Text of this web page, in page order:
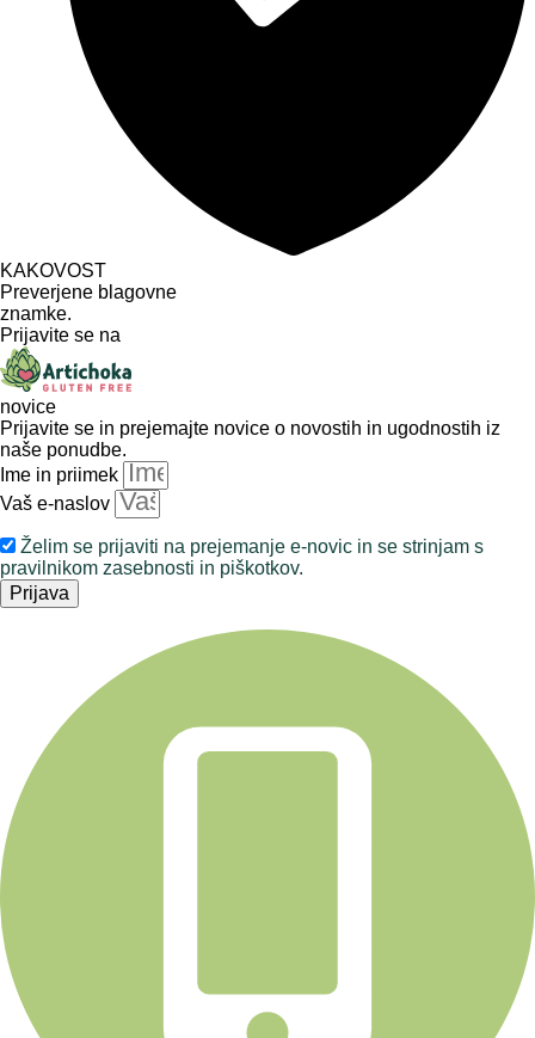
KAKOVOST
Preverjene blagovne
znamke.
Prijavite se na
novice
Prijavite se in prejemajte novice o novostih in ugodnostih iz
naše ponudbe.
Ime in priimek
Vaš e-naslov
Želim se prijaviti na prejemanje e-novic in se strinjam s
pravilnikom zasebnosti in piškotkov.
Prijava